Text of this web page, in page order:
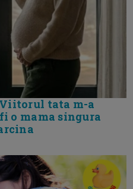
tata m-a
o mama singura